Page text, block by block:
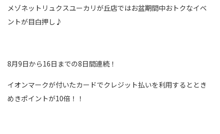
メゾネットリュクスユーカリが丘店ではお盆期間中おトクなイベ
ントが目白押し♪
8月9日から16日までの8日間連続！
イオンマークが付いたカードでクレジット払いを利用するととき
めきポイントが10倍！！